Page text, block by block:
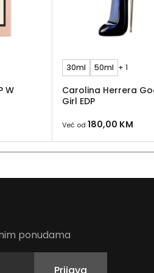
W
30ml 50ml + 1
Carolina Herrera
Girl EDP
Već od 180,00 KM
ponudama
Prijava